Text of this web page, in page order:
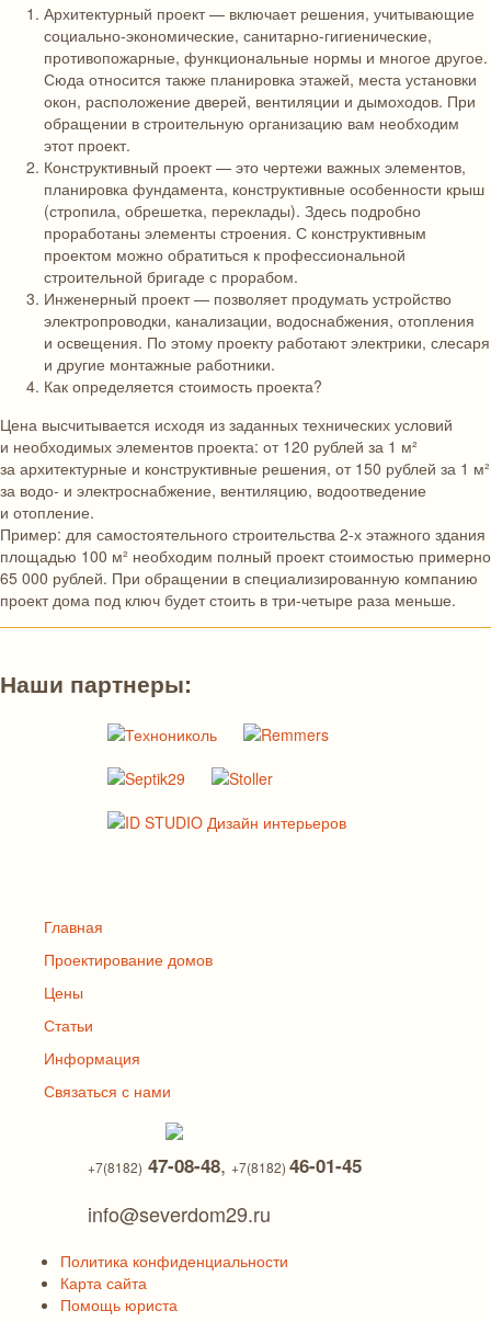
Архитектурный проект — включает решения, учитывающие
социально-экономические, санитарно-гигиенические,
противопожарные, функциональные нормы и многое другое.
Сюда относится также планировка этажей, места установки
окон, расположение дверей, вентиляции и дымоходов. При
обращении в строительную организацию вам необходим
этот проект.
Конструктивный проект — это чертежи важных элементов,
планировка фундамента, конструктивные особенности крыш
(стропила, обрешетка, переклады). Здесь подробно
проработаны элементы строения. С конструктивным
проектом можно обратиться к профессиональной
строительной бригаде с прорабом.
Инженерный проект — позволяет продумать устройство
электропроводки, канализации, водоснабжения, отопления
и освещения. По этому проекту работают электрики, слесаря
и другие монтажные работники.
Как определяется стоимость проекта?
Цена высчитывается исходя из заданных технических условий
и необходимых элементов проекта: от 120 рублей за 1 м²
за архитектурные и конструктивные решения, от 150 рублей за 1 м²
за водо- и электроснабжение, вентиляцию, водоотведение
и отопление.
Пример: для самостоятельного строительства 2-х этажного здания
площадью 100 м² необходим полный проект стоимостью примерно
65 000 рублей. При обращении в специализированную компанию
проект дома под ключ будет стоить в три-четыре раза меньше.
Наши партнеры:
Главная
Проектирование домов
Цены
Статьи
Информация
Связаться с нами
+7(8182) 47-08-48, +7(8182) 46-01-45
info@severdom29.ru
Политика конфиденциальности
Карта сайта
Помощь юриста